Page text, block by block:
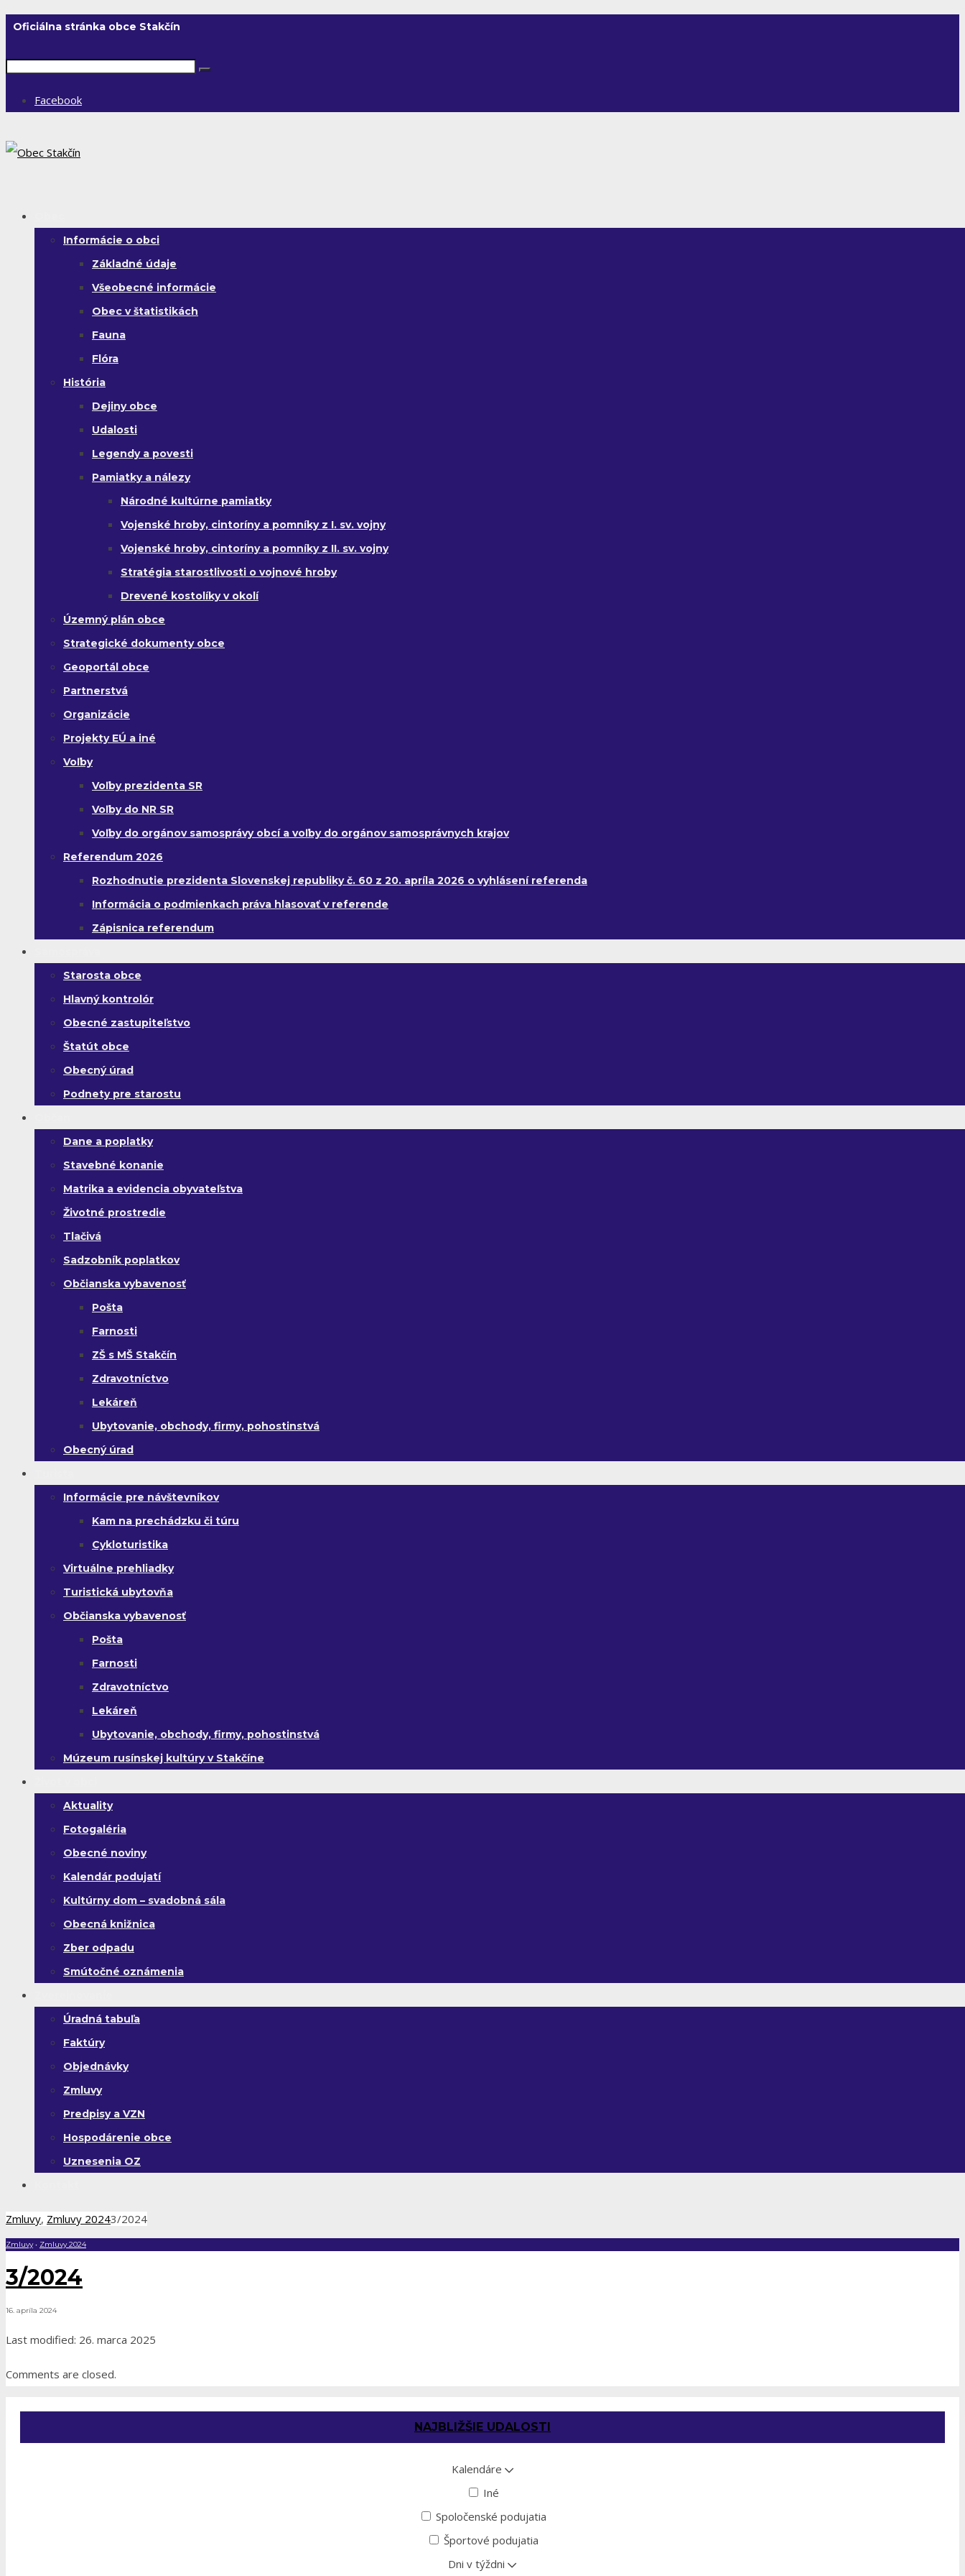
Oficiálna stránka obce Stakčín
Facebook
Informácie o obci
Základné údaje
Všeobecné informácie
Obec v štatistikách
Fauna
Flóra
História
Dejiny obce
Udalosti
Legendy a povesti
Pamiatky a nálezy
Národné kultúrne pamiatky
Vojenské hroby, cintoríny a pomníky z I. sv. vojny
Vojenské hroby, cintoríny a pomníky z II. sv. vojny
Stratégia starostlivosti o vojnové hroby
Drevené kostolíky v okolí
Územný plán obce
Strategické dokumenty obce
Geoportál obce
Partnerstvá
Organizácie
Projekty EÚ a iné
Voľby
Voľby prezidenta SR
Voľby do NR SR
Voľby do orgánov samosprávy obcí a voľby do orgánov samosprávnych krajov
Referendum 2026
Rozhodnutie prezidenta Slovenskej republiky č. 60 z 20. apríla 2026 o vyhlásení referenda
Informácia o podmienkach práva hlasovať v referende
Zápisnica referendum
Starosta obce
Hlavný kontrolór
Obecné zastupiteľstvo
Štatút obce
Obecný úrad
Podnety pre starostu
Dane a poplatky
Stavebné konanie
Matrika a evidencia obyvateľstva
Životné prostredie
Tlačivá
Sadzobník poplatkov
Občianska vybavenosť
Pošta
Farnosti
ZŠ s MŠ Stakčín
Zdravotníctvo
Lekáreň
Ubytovanie, obchody, firmy, pohostinstvá
Obecný úrad
Informácie pre návštevníkov
Kam na prechádzku či túru
Cykloturistika
Virtuálne prehliadky
Turistická ubytovňa
Občianska vybavenosť
Pošta
Farnosti
Zdravotníctvo
Lekáreň
Ubytovanie, obchody, firmy, pohostinstvá
Múzeum rusínskej kultúry v Stakčíne
Aktuality
Fotogaléria
Obecné noviny
Kalendár podujatí
Kultúrny dom – svadobná sála
Obecná knižnica
Zber odpadu
Smútočné oznámenia
Úradná tabuľa
Faktúry
Objednávky
Zmluvy
Predpisy a VZN
Hospodárenie obce
Uznesenia OZ
Zmluvy, Zmluvy 20243/2024
Zmluvy• Zmluvy 2024
3/2024
16. apríla 2024
Last modified: 26. marca 2025
Comments are closed.
NAJBLIŽŠIE UDALOSTI
Kalendáre
Iné
Spoločenské podujatia
Športové podujatia
Dni v týždni